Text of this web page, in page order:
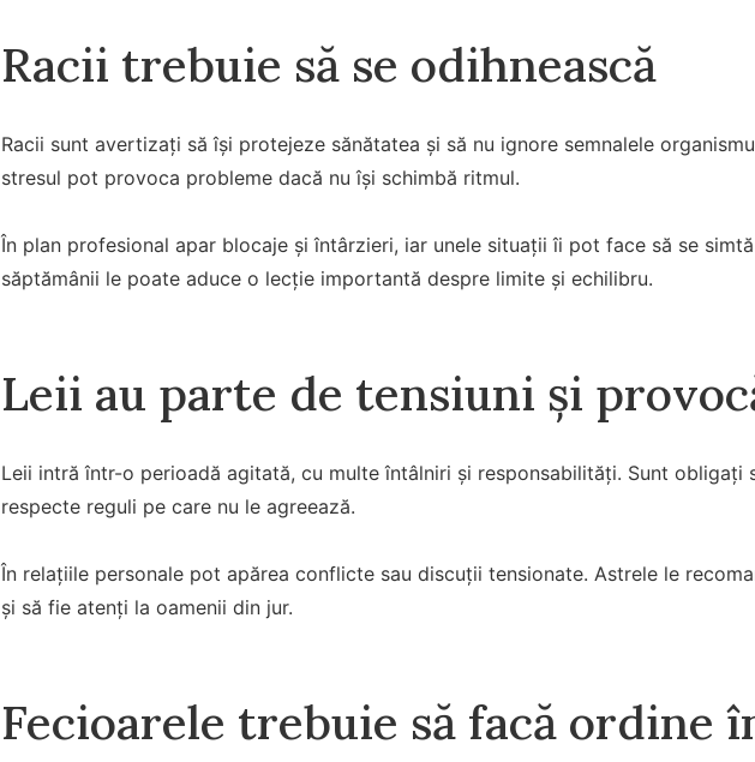
Racii trebuie să se odihnească
Racii sunt avertizați să își protejeze sănătatea și să nu ignore semnalele
stresul pot provoca probleme dacă nu își schimbă ritmul.
În plan profesional apar blocaje și întârzieri, iar unele situații îi pot face să se
săptămânii le poate aduce o lecție importantă despre limite și echilibru.
Leii au parte de tensiuni și
Leii intră într-o perioadă agitată, cu multe întâlniri și responsabilități. Sunt obligați
respecte reguli pe care nu le agreează.
În relațiile personale pot apărea conflicte sau discuții tensionate. Astrele le
și să fie atenți la oamenii din jur.
Fecioarele trebuie să facă ordine